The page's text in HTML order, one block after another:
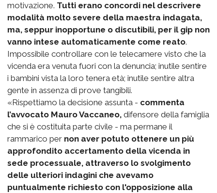
motivazione. Tutti erano concordi nel descrivere
modalità molto severe della maestra indagata,
ma, seppur inopportune o discutibili, per il gip non
vanno intese automaticamente come reato.
Impossibile controllare con le telecamere visto che la
vicenda era venuta fuori con la denuncia; inutile sentire
i bambini vista la loro tenera età; inutile sentire altra
gente in assenza di prove tangibili.
«Rispettiamo la decisione assunta - commenta
l’avvocato Mauro Vaccaneo, difensore della famiglia
che si è costituita parte civile - ma permane il
rammarico per non aver potuto ottenere un più
approfondito accertamento della vicenda in
sede processuale, attraverso lo svolgimento
delle ulteriori indagini che avevamo
puntualmente richiesto con l'opposizione alla